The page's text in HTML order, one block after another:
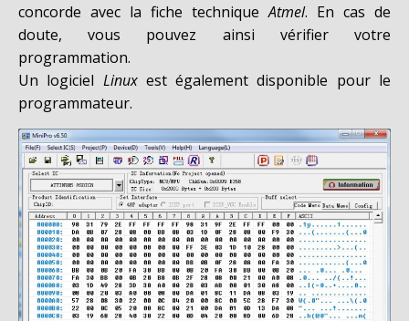
concorde avec la fiche techniqueAtmel. En cas de
doute, vous pouvez ainsi vérifier votre
programmation.
Un logiciel Linuxest également disponible pour le
programmateur.